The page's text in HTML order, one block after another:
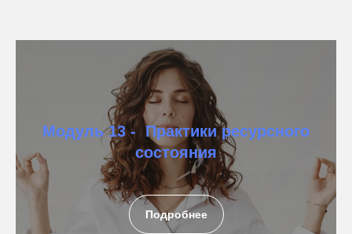
Модуль 13 - Практики ресурсного
состояния
Подробнее